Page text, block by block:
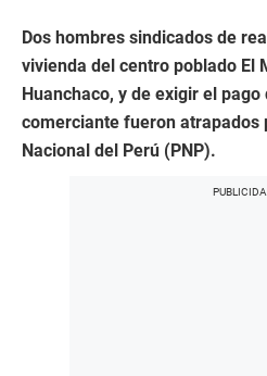
Dos hombres sindicados de
vivienda del centro poblado El
Huanchaco, y de exigir el
comerciante fueron atrapados
Nacional del Perú (PNP).